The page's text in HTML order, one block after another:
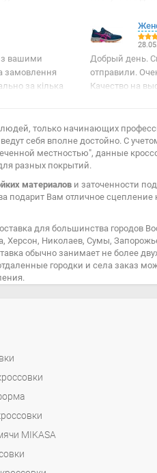
з вашими
замовлення
за кілька
який вже
наше життя
Добрый день.
отправили.
Качество на
только начинающих
себя вполне достойно. С
местностью", данные
разных покрытий.
материалови заточенности
подарит Вам отличное
для большинства городов
Херсон, Николаев, Сумы,
обычно занимает не более
городки и села заказ
MIKASA